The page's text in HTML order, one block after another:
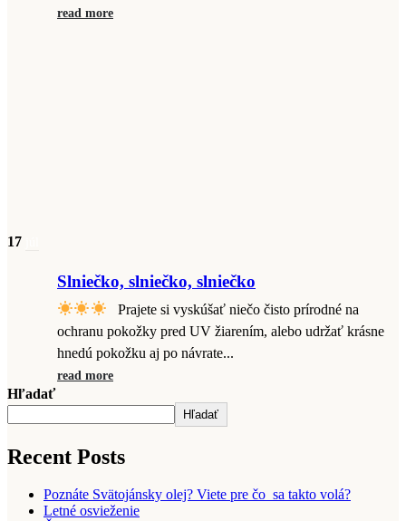
read more
17
Slniečko, slniečko, slniečko
Prajete si vyskúšať niečo čisto prírodné na
ochranu pokožky pred UV žiarením, alebo udržať krásne
hnedú pokožku aj po návrate...
read more
Hľadať
Hľadať
Recent Posts
Poznáte Svätojánsky olej? Viete pre čo sa takto volá?
Letné osvieženie